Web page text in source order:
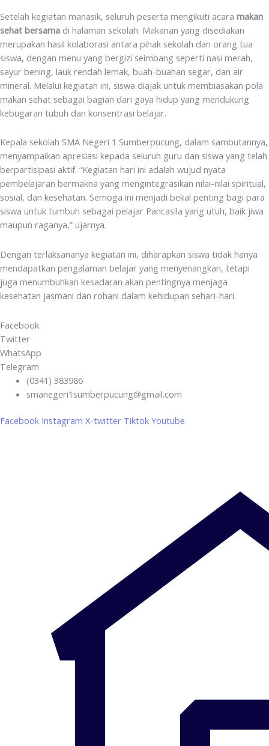
Setelah kegiatan manasik, seluruh peserta mengikuti acara makan
sehat bersama di halaman sekolah. Makanan yang disediakan
merupakan hasil kolaborasi antara pihak sekolah dan orang tua
siswa, dengan menu yang bergizi seimbang seperti nasi merah,
sayur bening, lauk rendah lemak, buah-buahan segar, dan air
mineral. Melalui kegiatan ini, siswa diajak untuk membiasakan pola
makan sehat sebagai bagian dari gaya hidup yang mendukung
kebugaran tubuh dan konsentrasi belajar.
Kepala sekolah SMA Negeri 1 Sumberpucung, dalam sambutannya,
menyampaikan apresiasi kepada seluruh guru dan siswa yang telah
berpartisipasi aktif. “Kegiatan hari ini adalah wujud nyata
pembelajaran bermakna yang mengintegrasikan nilai-nilai spiritual,
sosial, dan kesehatan. Semoga ini menjadi bekal penting bagi para
siswa untuk tumbuh sebagai pelajar Pancasila yang utuh, baik jiwa
maupun raganya,” ujarnya.
Dengan terlaksananya kegiatan ini, diharapkan siswa tidak hanya
mendapatkan pengalaman belajar yang menyenangkan, tetapi
juga menumbuhkan kesadaran akan pentingnya menjaga
kesehatan jasmani dan rohani dalam kehidupan sehari-hari.
Facebook
Twitter
WhatsApp
Telegram
(0341) 383986
smanegeri1sumberpucung@gmail.com
Facebook Instagram X-twitter Tiktok Youtube